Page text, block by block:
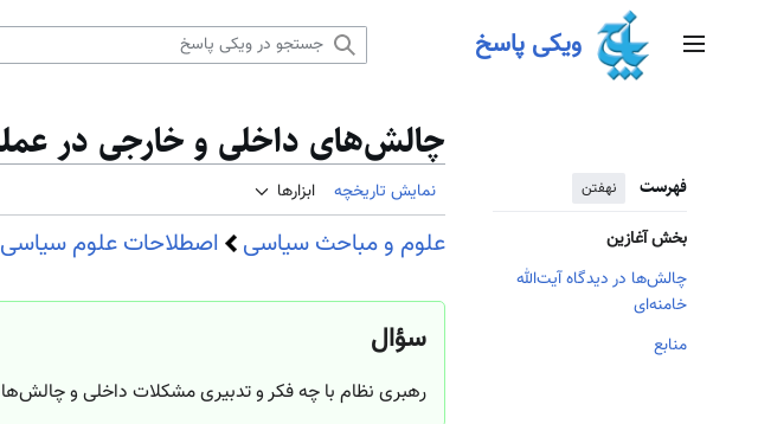
منوی اصلی ویکی پاسخ
فهرست نهفتن
بخش آغازین
چالش‌ها در دیدگاه آیت‌الله
خامنه‌ای
منابع
چالش‌های داخلی و خارجی در
نمایش تاریخچه
ابزارها
علوم و مباحث سیاسی اصطلاحات علوم سیاسی
سؤال
‌رهبری نظام با چه فکر و تدبیری مشکلات داخلی و